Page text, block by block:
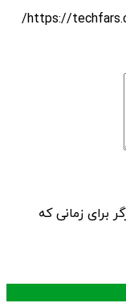
برای زمانی که